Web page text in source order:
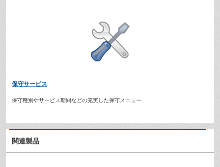
保守サービス
保守種別やサービス期間などの充実した保守メニュー
関連製品